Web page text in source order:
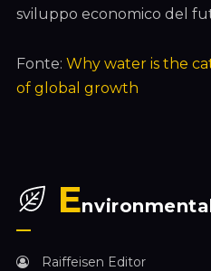
sviluppo economico del
Fonte: Why water is the
of global growth
E
Raiffeisen Editor